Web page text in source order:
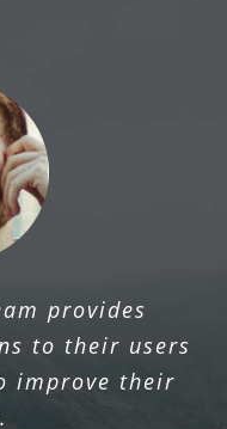
provides
to their users
improve their